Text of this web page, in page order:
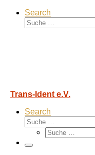
Search
Suche
Trans-Ident e.V.
Search
Suche
Suche
Menü